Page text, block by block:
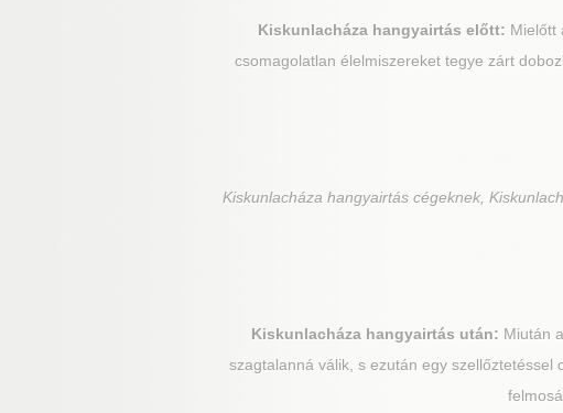
Kiskunlacházahangyairtás előtt: Mielőtt
csomagolatlan élelmiszereket tegye zárt
Kiskunlacháza hangyairtás cégeknek,
Kiskunlacházahangyairtás után: Miután
szagtalanná válik, s ezután egy